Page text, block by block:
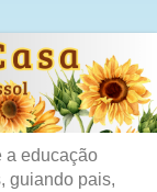
a educação
guiando pais,